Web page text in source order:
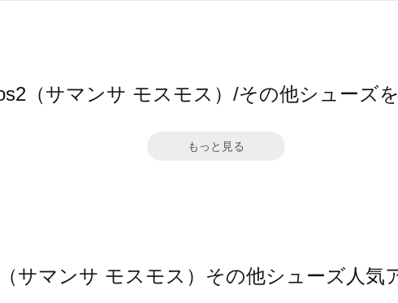
（サマンサ モスモス）/その他シューズ
もっと見る
サマンサ モスモス）その他シューズ人気